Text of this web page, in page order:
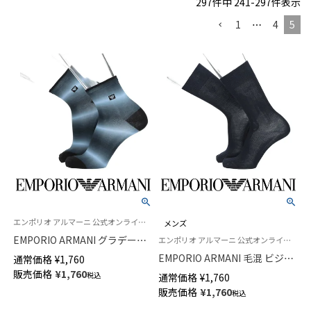
1
… 4 5
エンポリオ アルマーニ 公式オンラインショップ 紳士 靴下
EMPORIO ARMANI グラデーシ
ョンプリントボックスイーグル
ショート丈 カジュアル ソック
ス メンズ 02322390
通常価格 ¥1,760
販売価格 ¥1,760税込
メンズ
エンポリオ アルマーニ 公式オンラインショップ 紳士 靴下
EMPORIO ARMANI 毛混 ビジネ
スソックス イーグル刺しゅう
リブ クルー丈 メンズ 02315106
通常価格 ¥1,760
販売価格 ¥1,760税込